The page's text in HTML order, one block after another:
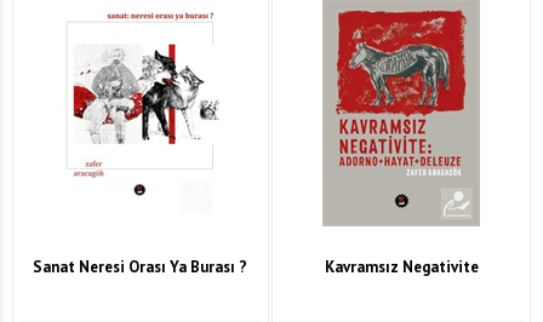
Sanat Neresi Orası Ya Burası ? Kavramsız Negativite